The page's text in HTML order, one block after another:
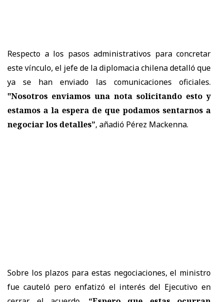
Respecto a los pasos administrativos para concretar
este vínculo, el jefe de la diplomacia chilena detalló que
ya se han enviado las comunicaciones oficiales.
"Nosotros enviamos una nota solicitando esto y
estamos a la espera de que podamos sentarnos a
negociar los detalles”, añadió Pérez Mackenna.
Sobre los plazos para estas negociaciones, el ministro
fue cauteló pero enfatizó el interés del Ejecutivo en